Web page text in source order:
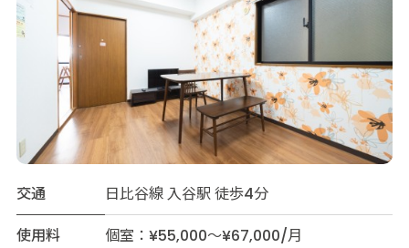
交通
日比谷線 入谷駅 徒歩4分
使用料
個室：¥55,000～¥67,000/月